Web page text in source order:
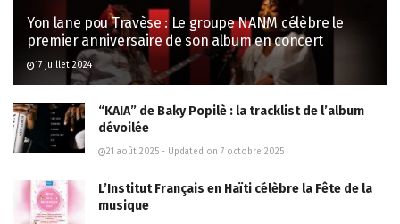
Yon lane pou Travèse : Le groupe NANM célèbre le
premier anniversaire de son album en concert
17 juillet 2024
“KAIA” de Baky Popilè : la tracklist de l’album
dévoilée
21 août 2025 - Updated on 7 octobre 2025
L’Institut Français en Haïti célèbre la Fête de la
musique